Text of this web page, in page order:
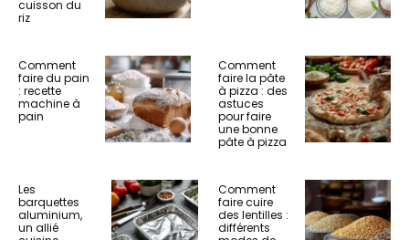
cuisson du
riz
Comment
faire du pain
: recette
machine à
pain
Comment
faire la pâte
à pizza : des
astuces
pour faire
une bonne
pâte à pizza
Les
barquettes
aluminium,
un allié
Comment
faire cuire
des lentilles :
différents